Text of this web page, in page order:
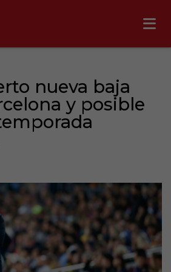
nueva baja
y posible